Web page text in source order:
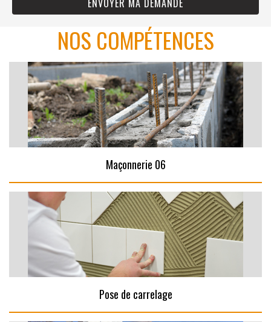
NOS COMPÉTENCES
Maçonnerie 06
Pose de carrelage